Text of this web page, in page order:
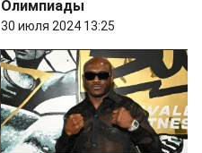
Олимпиады
30 июля 2024 13:25